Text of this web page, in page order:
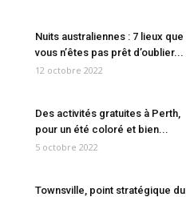
Nuits australiennes : 7 lieux que
vous n’êtes pas prêt d’oublier...
12 octobre 2022
Des activités gratuites à Perth,
pour un été coloré et bien...
5 octobre 2022
Townsville, point stratégique du